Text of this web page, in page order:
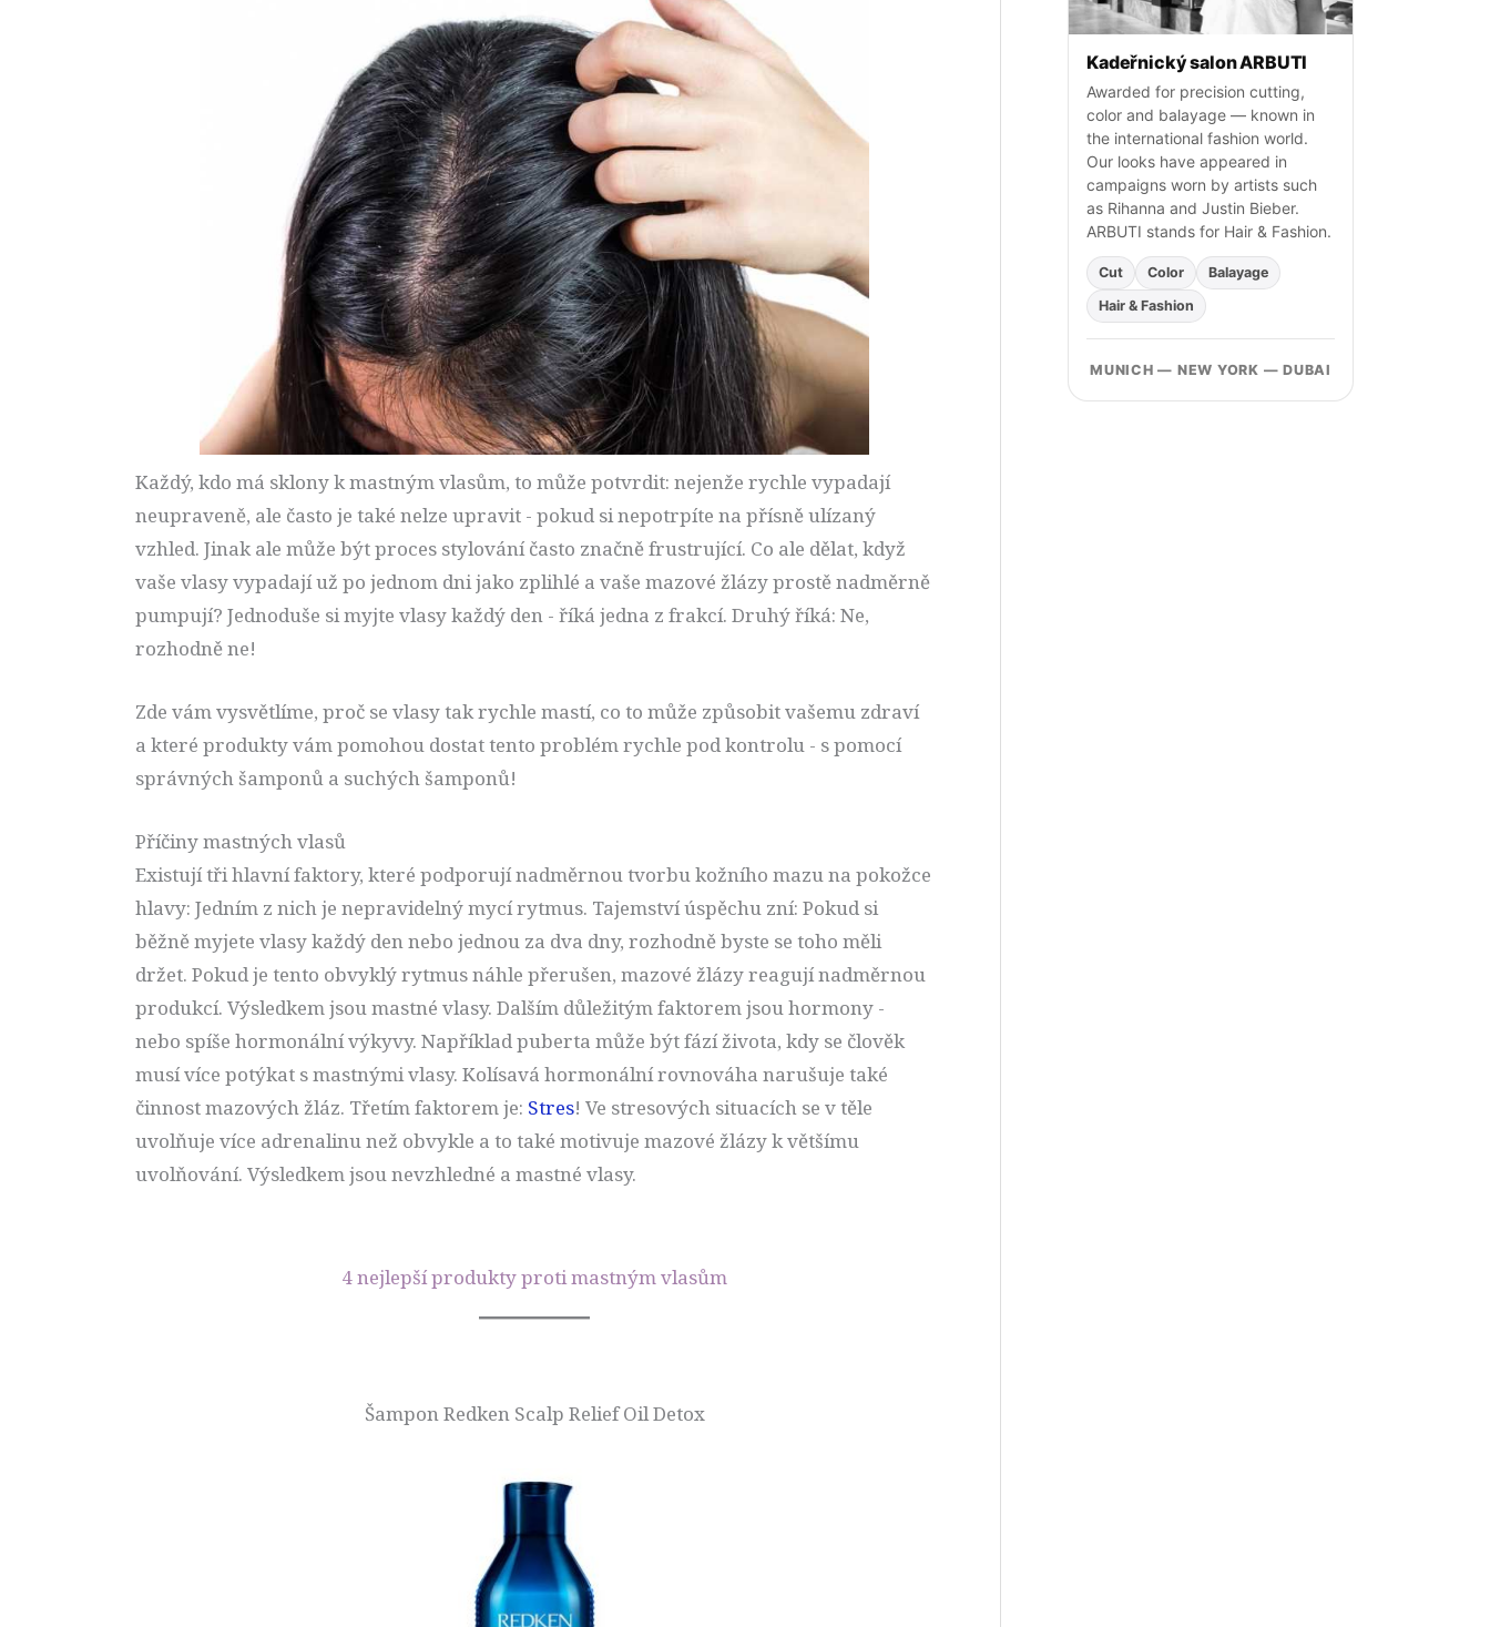
Každý, kdo má sklony k mastným vlasům, to může potvrdit: nejenže rychle vypadají
neupraveně, ale často je také nelze upravit - pokud si nepotrpíte na přísně ulízaný
vzhled. Jinak ale může být proces stylování často značně frustrující. Co ale dělat, když
vaše vlasy vypadají už po jednom dni jako zplihlé a vaše mazové žlázy prostě nadměrně
pumpují? Jednoduše si myjte vlasy každý den - říká jedna z frakcí. Druhý říká: Ne,
rozhodně ne!
Zde vám vysvětlíme, proč se vlasy tak rychle mastí, co to může způsobit vašemu zdraví
a které produkty vám pomohou dostat tento problém rychle pod kontrolu - s pomocí
správných šamponů a suchých šamponů!
Příčiny mastných vlasů
Existují tři hlavní faktory, které podporují nadměrnou tvorbu kožního mazu na pokožce
hlavy: Jedním z nich je nepravidelný mycí rytmus. Tajemství úspěchu zní: Pokud si
běžně myjete vlasy každý den nebo jednou za dva dny, rozhodně byste se toho měli
držet. Pokud je tento obvyklý rytmus náhle přerušen, mazové žlázy reagují nadměrnou
produkcí. Výsledkem jsou mastné vlasy. Dalším důležitým faktorem jsou hormony -
nebo spíše hormonální výkyvy. Například puberta může být fází života, kdy se člověk
musí více potýkat s mastnými vlasy. Kolísavá hormonální rovnováha narušuje také
činnost mazových žláz. Třetím faktorem je: Stres! Ve stresových situacích se v těle
uvolňuje více adrenalinu než obvykle a to také motivuje mazové žlázy k většímu
uvolňování. Výsledkem jsou nevzhledné a mastné vlasy.
4 nejlepší produkty proti mastným vlasům
Šampon Redken Scalp Relief Oil Detox
Kadeřnický salon ARBUTI
Awarded for precision cutting,
color and balayage — known in
the international fashion world.
Our looks have appeared in
campaigns worn by artists such
as Rihanna and Justin Bieber.
ARBUTI stands for Hair & Fashion.
Cut Color
Balayage
Hair & Fashion
MUNICH — NEW YORK — DUBAI